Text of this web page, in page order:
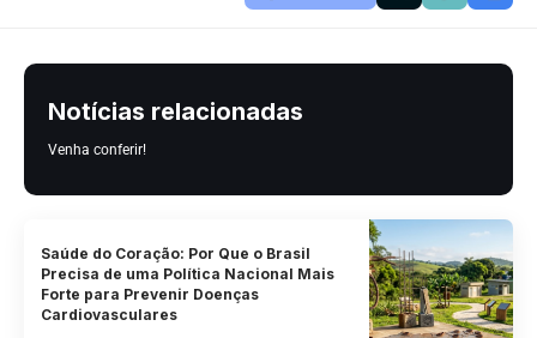
Notícias relacionadas
Venha conferir!
Saúde do Coração: Por Que o Brasil
Precisa de uma Política Nacional Mais
Forte para Prevenir Doenças
Cardiovasculares